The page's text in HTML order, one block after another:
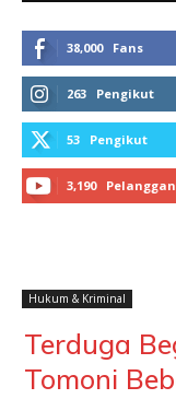
38,000 Fans
263 Pengikut
53 Pengikut
3,190 Pelanggan